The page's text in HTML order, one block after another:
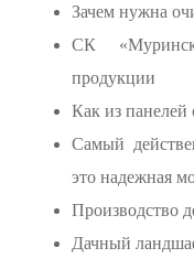
Зачем нужна
СК
продукции
Как из панелей
Самый
это надежная
Производство
Дачный